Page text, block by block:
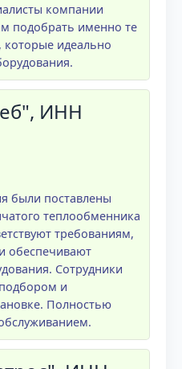
компании
подобрать именно те
которые идеально
ИНН
были поставлены
теплообменника
требованиям,
обеспечивают
Сотрудники
и
Полностью